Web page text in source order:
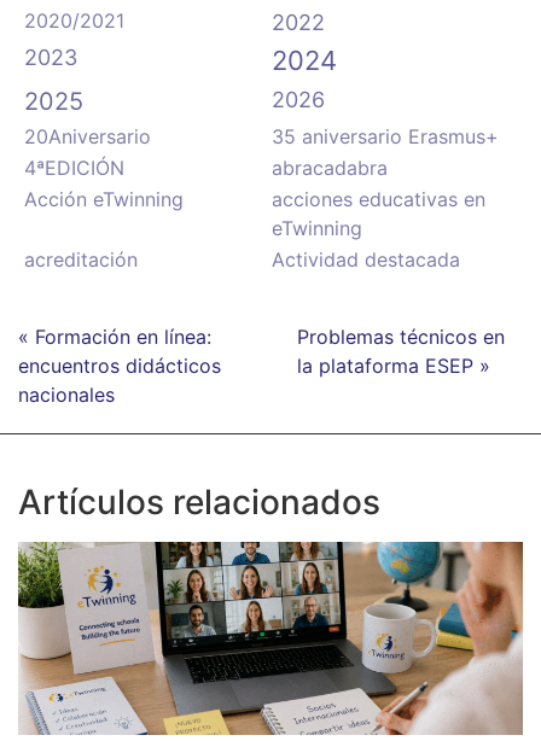
2020/2021
2022
2023
2024
2025 2026
20Aniversario
35 aniversario Erasmus+
4ªEDICIÓN
abracadabra
Acción eTwinning
acciones educativas en
eTwinning
acreditación
Actividad destacada
« Formación en línea:
encuentros didácticos
nacionales
Problemas técnicos en
la plataforma ESEP »
Artículos relacionados